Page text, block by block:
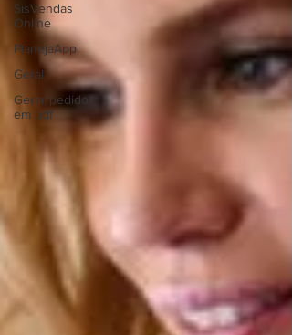
SisVendas
Online
PlanejaApp
Geral
Gerar pedido
em pdf